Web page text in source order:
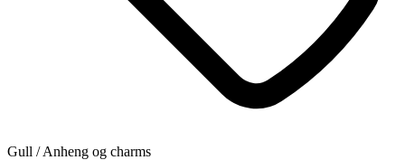
Gull / Anheng og charms